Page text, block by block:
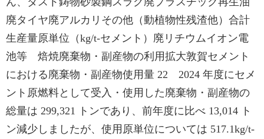
廃タイヤ廃アルカリその他（動植物性残渣他）合計
生産量原単位（kg/t-セメント）廃リチウムイオン電
池等 焙焼廃棄物・副産物の利用拡大敦賀セメント
における廃棄物・副産物使用量 22 2024 年度にセメ
ント原燃料として受入・使用した廃棄物・副産物の
総量は 299,321 トンであり、前年度に比べ 13,014 ト
ン減少しましたが、使用原単位については 517.1kg/t-